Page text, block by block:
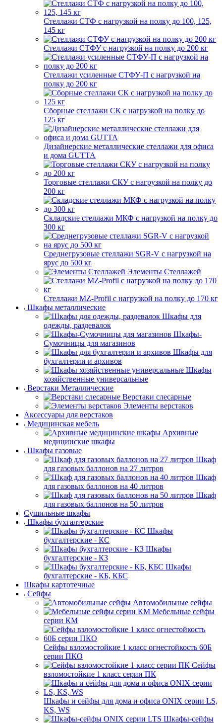
Стеллажи СТФ с нагрузкой на полку до 100, 125,
145 кг
Стеллажи СТФУ с нагрузкой на полку до 200 кг
Стеллажи усиленные СТФУ-П с нагрузкой на
полку до 200 кг
Сборные стеллажи СК с нагрузкой на полку до
125 кг
Дизайнерские металлические стеллажи для офиса
и дома GUTTA
Торговые стеллажи СКУ с нагрузкой на полку до
200 кг
Складские стеллажи МКФ с нагрузкой на полку до
300 кг
Среднегрузовые стеллажи SGR-V с нагрузкой на
ярус до 500 кг
Элементы Стеллажей
Стеллажи MZ-Profil с нагрузкой на полку до 170 кг
Шкафы металлические
Шкафы для
одежды, раздевалок
Шкафы-
Сумочницы для магазинов
Шкафы для
бухгалтерии и архивов
Шкафы
хозяйственные универсальные
Верстаки Металлические
Верстаки слесарные
Элементы верстаков
Аксессуары для верстаков
Медицинская мебель
Архивные
медицинские шкафы
Шкафы газовые
Шкаф
для газовых баллонов на 27 литров
Шкаф
для газовых баллонов на 40 литров
Шкаф
для газовых баллонов на 50 литров
Сушильные шкафы
Шкафы бухгалтерские
Шкафы
бухгалтерские - КС
Шкафы
бухгалтерские - КЗ
Шкафы
бухгалтерские - КБ, КБС
Шкафы картотечные
Сейфы
Автомобильные сейфы
Мебельные сейфы
серии КМ
Сейфы взломостойкие 1 класс огнестойкость 60Б
серии ПКО
Сейфы
взломостойкие 1 класс серии ПК
Шкафы и сейфы для дома и офиса ONIX серии LS,
KS, WS
Шкафы-сейфы